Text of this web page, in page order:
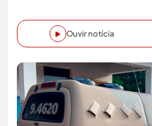
Ouvir notícia